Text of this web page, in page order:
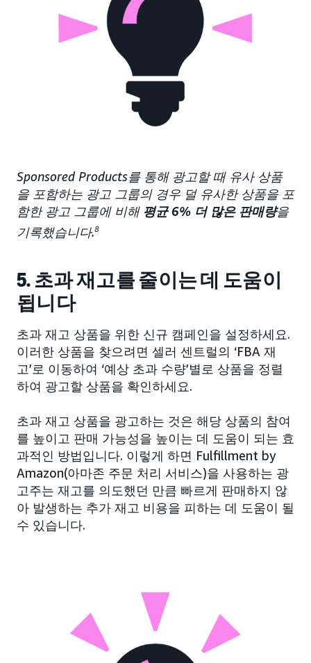
Sponsored Products를 통해 광고할 때 유사 상품
을 포함하는 광고 그룹의 경우 덜 유사한 상품을 포
함한 광고 그룹에 비해 평균 6% 더 많은 판매량을
기록했습니다.8
5. 초과 재고를 줄이는 데 도움이
됩니다
초과 재고 상품을 위한 신규 캠페인을 설정하세요.
이러한 상품을 찾으려면 셀러 센트럴의 ‘FBA 재
고’로 이동하여 ‘예상 초과 수량’별로 상품을 정렬
하여 광고할 상품을 확인하세요.
초과 재고 상품을 광고하는 것은 해당 상품의 참여
를 높이고 판매 가능성을 높이는 데 도움이 되는 효
과적인 방법입니다. 이렇게 하면 Fulfillment by
Amazon(아마존 주문 처리 서비스)을 사용하는 광
고주는 재고를 의도했던 만큼 빠르게 판매하지 않
아 발생하는 추가 재고 비용을 피하는 데 도움이 될
수 있습니다.